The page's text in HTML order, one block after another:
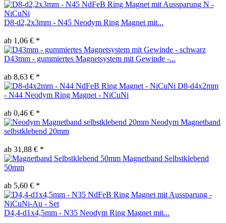
D8-d2,2x3mm - N45 Neodym Ring Magnet mit...
ab 1,06 € *
D43mm - gummiertes Magnetsystem mit Gewinde -...
ab 8,63 € *
D8-d4x2mm
- N44 Neodym Ring Magnet - NiCuNi
ab 0,46 € *
Neodym Magnetband
selbstklebend 20mm
ab 31,88 € *
Magnetband Selbstklebend
50mm
ab 5,60 € *
D4,4-d1x4,5mm - N35 Neodym Ring Magnet mit...